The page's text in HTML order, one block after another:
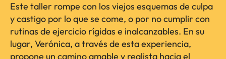
Este taller rompe con los viejos esquemas de culpa
y castigo por lo que se come, o por no cumplir con
rutinas de ejercicio rígidas e inalcanzables. En su
lugar, Verónica, a través de esta experiencia,
propone un camino amable y realista hacia el